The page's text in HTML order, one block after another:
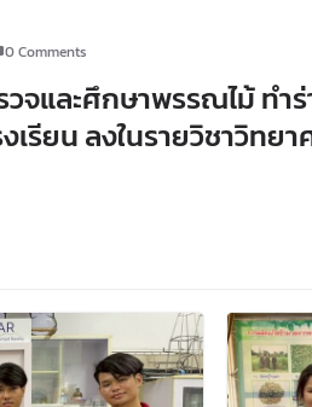
0 Comments
จและศึกษาพรรณไม้ ทำ
รียน ลงในรายวิชาวิทย